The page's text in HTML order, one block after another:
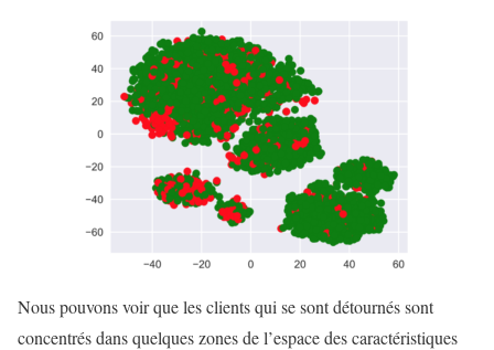
Nous pouvons voir que les clients qui se sont détournés sont
concentrés dans quelques zones de l’espace des caractéristiques